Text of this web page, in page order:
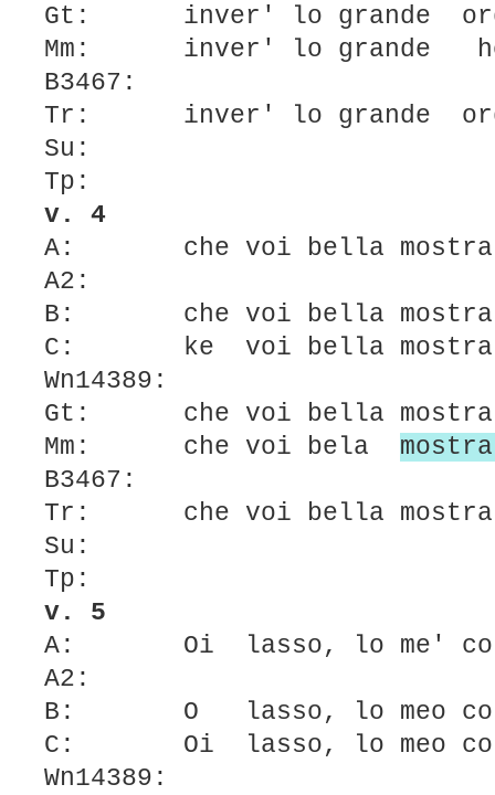
Gt: inver' lo grande
Mm: inver' lo grande
B3467:
Tr: inver' lo grande
Su:
Tp:
v. 4
A: che voi bella
A2:
B: che voi bella
C: ke voi bella
Wn14389:
Gt: che voi bella
Mm: che voi bela
B3467:
Tr: che voi bella
Su:
Tp:
v. 5
A: Oi lasso, lo me'
A2:
B: O lasso, lo meo
C: Oi lasso, lo meo
Wn14389: